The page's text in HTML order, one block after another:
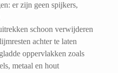
er zijn geen spijkers,
schoon verwijderen
achter te laten
oppervlakken zoals
metaal en hout